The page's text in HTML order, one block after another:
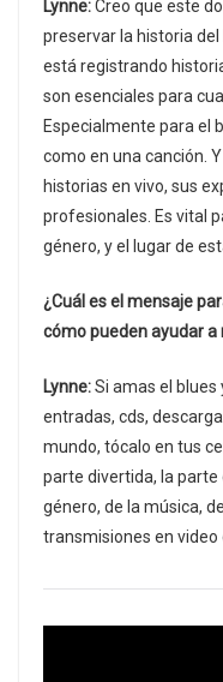
Lynne:Creo que este
preservar la historia
está registrando
son esenciales para
Especialmente para el
como en una canción.
historias en vivo, sus
profesionales. Es vital
género, y el lugar de
¿Cuál es el mensaje
cómo pueden ayudar
Lynne:Si amas el
entradas, cds,
mundo, tócalo en tus
parte divertida, la parte
género, de la música,
transmisiones en video